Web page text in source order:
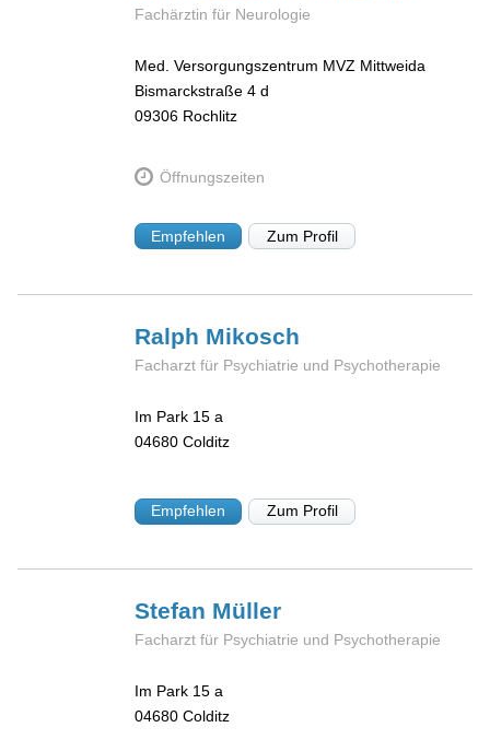
Fachärztin für Neurologie
Med. Versorgungszentrum MVZ Mittweida
Bismarckstraße 4 d
09306 Rochlitz
Öffnungszeiten
Empfehlen Zum Profil
Ralph Mikosch
Facharzt für Psychiatrie und Psychotherapie
Im Park 15 a
04680 Colditz
Empfehlen Zum Profil
Stefan Müller
Facharzt für Psychiatrie und Psychotherapie
Im Park 15 a
04680 Colditz